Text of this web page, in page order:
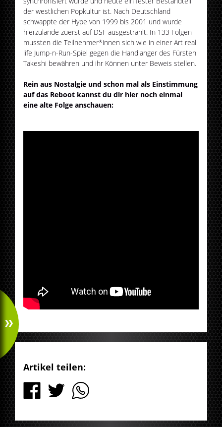
der westlichen Popkultur ist. Nach Deutschland
schwappte der Hype von 1999 bis 2001 und wurde
hierzulande zuerst auf DSF ausgestrahlt. In 133 Folgen
mussten die Teilnehmer*innen sich wie in einer Art real
life Jump-n-Run-Spiel gegen die Handlanger des Fürsten
Takeshi bewähren und ihr Können unter Beweis stellen.
Rein aus Nostalgie und schon mal als Einstimmung
auf das Reboot kannst du dir hier noch einmal
eine alte Folge anschauen:
Artikel teilen: